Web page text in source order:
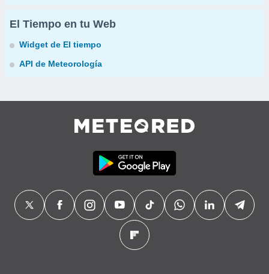
El Tiempo en tu Web
Widget de El tiempo
API de Meteorología